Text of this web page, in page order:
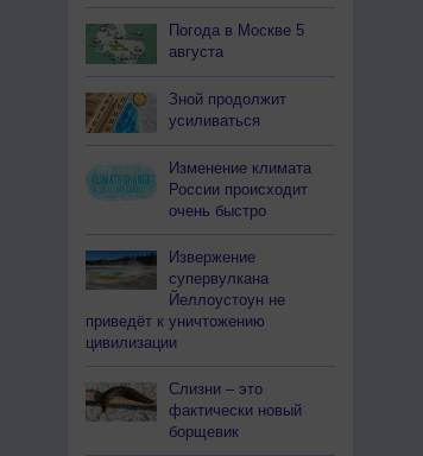
Погода в Москве 5
августа
Зной продолжит
усиливаться
Изменение климата
России происходит
очень быстро
Извержение
супервулкана
Йеллоустоун не
приведёт к уничтожению
цивилизации
Слизни – это
фактически новый
борщевик